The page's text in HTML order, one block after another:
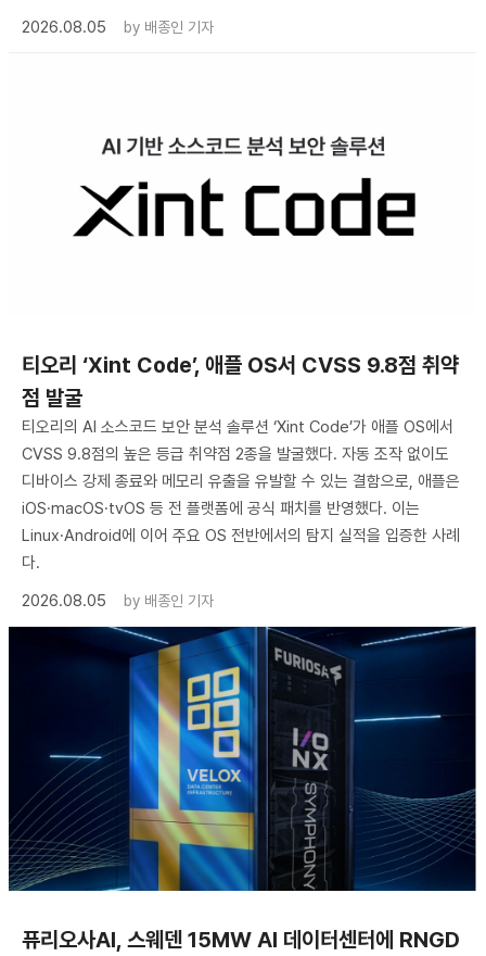
2026.08.05
by 배종인 기자
티오리 ‘Xint Code’, 애플 OS서 CVSS 9.8점 취약
점 발굴
티오리의 AI 소스코드 보안 분석 솔루션 ‘Xint Code’가 애플 OS에서
CVSS 9.8점의 높은 등급 취약점 2종을 발굴했다. 자동 조작 없이도
디바이스 강제 종료와 메모리 유출을 유발할 수 있는 결함으로, 애플은
iOS·macOS·tvOS 등 전 플랫폼에 공식 패치를 반영했다. 이는
Linux·Android에 이어 주요 OS 전반에서의 탐지 실적을 입증한 사례
다.
2026.08.05
by 배종인 기자
퓨리오사AI, 스웨덴 15MW AI 데이터센터에 RNGD